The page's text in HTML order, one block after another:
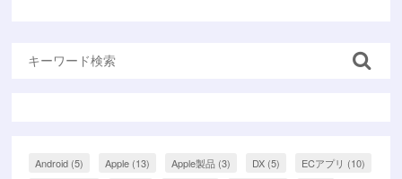
Android (5) Apple (13) Apple製品 (3) DX (5) ECアプリ (10)